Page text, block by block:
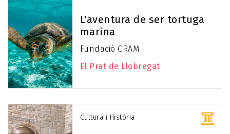
L'aventura de ser tortuga
marina
Fundació CRAM
El Prat de Llobregat
Cultura i Història